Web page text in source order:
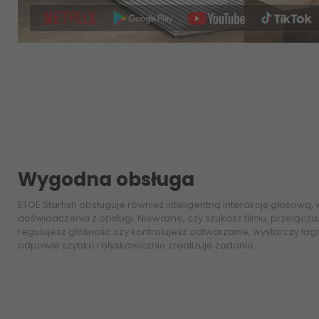
Wygodna obsługa
ETOE Starfish obsługuje również inteligentną interakcję
doświadczenia z obsługi. Nieważne, czy szukasz filmu,
regulujesz głośność czy kontrolujesz odtwarzanie, wystarczy
odpowie szybko i błyskawicznie zrealizuje zadanie.